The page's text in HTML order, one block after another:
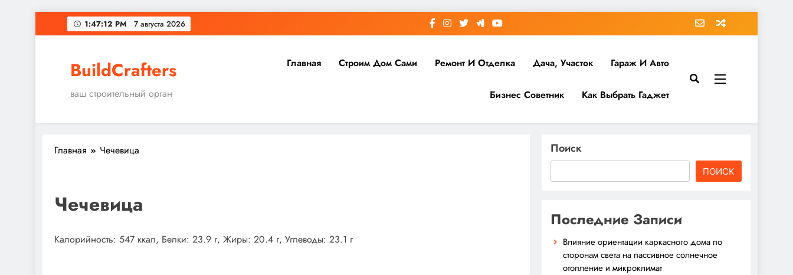
Перейти
к
1:47:13 PM 7 августа 2026
BuildCrafters
ваш строительный орган
Главная Строим Дом Сами Ремонт И Отделка Дача, Участок Гараж И Авто
Бизнес Советник Как Выбрать Гаджет
Главная Чечевица
Чечевица
Калорийность: 547 ккал, Белки: 23.9 г, Жиры: 20.4 г, Углеводы: 23.1 г
Поиск
ПОИСК
Последние Записи
Влияние ориентации каркасного дома по
сторонам света на пассивное солнечное
отопление и микроклимат